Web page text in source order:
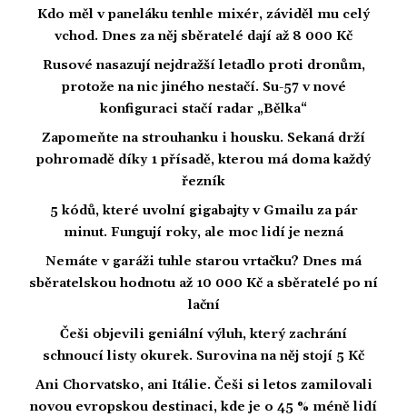
Kdo měl v paneláku tenhle mixér, záviděl mu celý
vchod. Dnes za něj sběratelé dají až 8 000 Kč
Rusové nasazují nejdražší letadlo proti dronům,
protože na nic jiného nestačí. Su-57 v nové
konfiguraci stačí radar „Bělka“
Zapomeňte na strouhanku i housku. Sekaná drží
pohromadě díky 1 přísadě, kterou má doma každý
řezník
5 kódů, které uvolní gigabajty v Gmailu za pár
minut. Fungují roky, ale moc lidí je nezná
Nemáte v garáži tuhle starou vrtačku? Dnes má
sběratelskou hodnotu až 10 000 Kč a sběratelé po ní
lační
Češi objevili geniální výluh, který zachrání
schnoucí listy okurek. Surovina na něj stojí 5 Kč
Ani Chorvatsko, ani Itálie. Češi si letos zamilovali
novou evropskou destinaci, kde je o 45 % méně lidí